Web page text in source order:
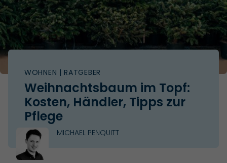
WOHNEN | RATGEBER
Weihnachtsbaum im Topf:
Kosten, Händler, Tipps zur
Pflege
MICHAEL PENQUITT